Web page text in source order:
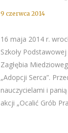
9 czerwca 2014
16 maja 2014 r.
Szkoły
Zagłębia
„Adopcji Serca”.
nauczycielami i
akcji „Ocalić Grób